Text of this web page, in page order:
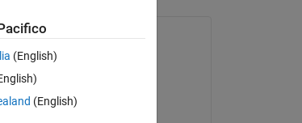
Richiesto:
Farshid Daryabor
il 18 Mar 2020
Commentato:
(English)
(English)